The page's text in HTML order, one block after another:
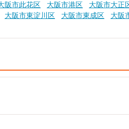
阪市此花区 大阪市港区
大阪市大正
大阪市東淀川区 大阪市東成区
大阪